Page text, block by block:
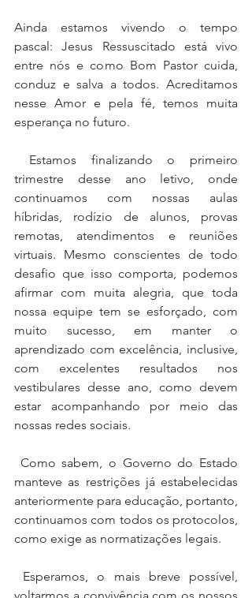
Ainda estamos vivendo o tempo
pascal: Jesus Ressuscitado está vivo
entre nós e como Bom Pastor cuida,
conduz e salva a todos. Acreditamos
nesse Amor e pela fé, temos muita
esperança no futuro.
trimestre desse ano letivo, onde
continuamos com nossas aulas
híbridas, rodízio de alunos, provas
remotas, atendimentos e reuniões
virtuais. Mesmo conscientes de todo
desafio que isso comporta, podemos
afirmar com muita alegria, que toda
nossa equipe tem se esforçado, com
muito sucesso, em manter o
aprendizado com excelência, inclusive,
com excelentes resultados nos
vestibulares desse ano, como devem
estar acompanhando por meio das
nossas redes sociais.
manteve as restrições já estabelecidas
anteriormente para educação, portanto,
continuamos com todos os protocolos,
como exige as normatizações legais.